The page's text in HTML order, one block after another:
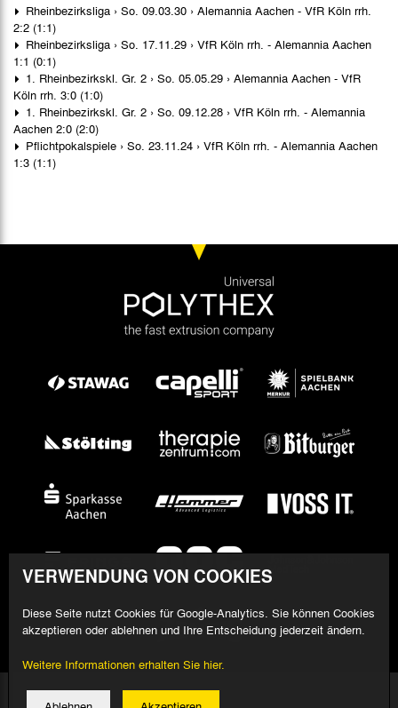
Rheinbezirksliga › So. 09.03.30 › Alemannia Aachen - VfR Köln rrh.
2:2 (1:1)
Rheinbezirksliga › So. 17.11.29 › VfR Köln rrh. - Alemannia Aachen
1:1 (0:1)
1. Rheinbezirkskl. Gr. 2 › So. 05.05.29 › Alemannia Aachen - VfR
Köln rrh. 3:0 (1:0)
1. Rheinbezirkskl. Gr. 2 › So. 09.12.28 › VfR Köln rrh. - Alemannia
Aachen 2:0 (2:0)
Pflichtpokalspiele › So. 23.11.24 › VfR Köln rrh. - Alemannia Aachen
1:3 (1:1)
© 2026 Alemannia Aachen - Alle Rechte vorbehalten
VERWENDUNG VON COOKIES
Diese Seite nutzt Cookies für Google-Analytics. Sie können Cookies
akzeptieren oder ablehnen und Ihre Entscheidung jederzeit ändern.
Weitere Informationen erhalten Sie hier.